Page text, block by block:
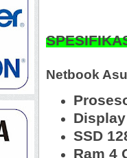
Netbook
SSD
Ram 4